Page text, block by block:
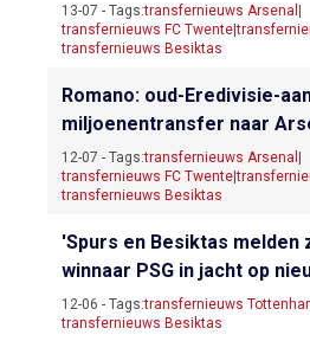
13-07 - Tags:transfernieuws Arsenal
transfernieuws FC Twente|
transfernieuws Besiktas
Romano: oud-Eredivisie-
miljoenentransfer naar
12-07 - Tags:transfernieuws Arsenal
transfernieuws FC Twente|
transfernieuws Besiktas
'Spurs en Besiktas melden
winnaar PSG in jacht op
12-06 - Tags:transfernieuws
transfernieuws Besiktas